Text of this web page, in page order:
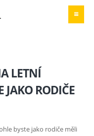
LETNÍ
JAKO RODIČE